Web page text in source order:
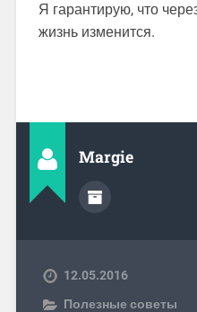
Я гарантирую, что
жизнь изменится.
Margie
12.05.2016
Полезные советы